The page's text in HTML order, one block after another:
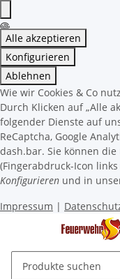
Alle akzeptieren
Konfigurieren
Ablehnen
Wie wir Cookies & Co
Durch Klicken auf „Alle
folgender Dienste auf
ReCaptcha, Google
dash.bar. Sie können
(Fingerabdruck-Icon
Konfigurieren und in
Impressum |